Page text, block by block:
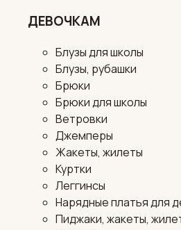
ДЕВОЧКАМ
Блузы для школы
Блузы, рубашки
Брюки
Брюки для школы
Ветровки
Джемперы
Жакеты, жилеты
Куртки
Леггинсы
Нарядные платья для
Пиджаки, жакеты,